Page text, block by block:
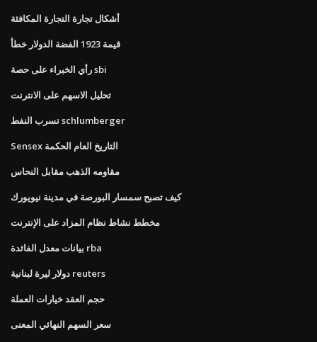
أشكال تجارة التجارة المكافئة
قيمة 1923 الفضة الدولار خطأ
رأي الخبراء على حصة sbi
تحليل الاسهم على الانترنت
تسرب النفط schlumberger
Sensex التاريخ العام الحكمة
مقاومه الذهب مقابل النحاس
كيف تصبح سمسار البورصة في مدينة نيويورك
مخطط نشاط نظام المزاد على الإنترنت
بيانات معدل الفائدة rba
دولار ليرة لبنانية reuters
حجم العقد خيارات العملة
سعر السهم النهائي المعنى